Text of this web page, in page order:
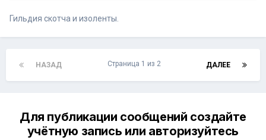
Гильдия скотча и изоленты.
НАЗАД ДАЛЕЕ
Страница 1 из 2
Для публикации сообщений создайте
учётную запись или авторизуйтесь